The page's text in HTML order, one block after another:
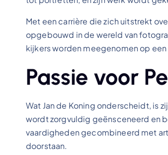
Met een carrière die zich uitstrekt
opgebouwd in de wereld van
kijkers worden meegenomen op
Passie voor
Wat Jan de Koning onderscheidt, is
wordt zorgvuldig geënsceneerd en
vaardigheden gecombineerd met
doorstaan.